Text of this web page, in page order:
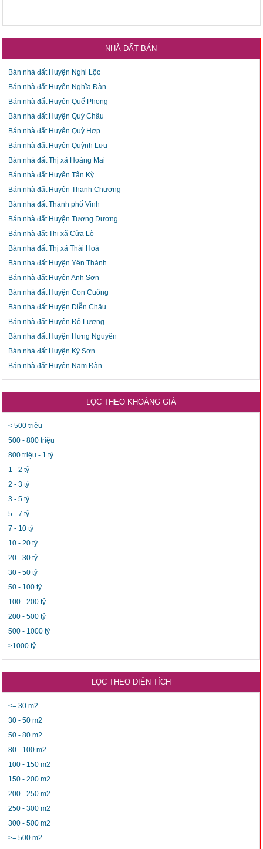
NHÀ ĐẤT BÁN
Bán nhà đất Huyện Nghi Lộc
Bán nhà đất Huyện Nghĩa Đàn
Bán nhà đất Huyện Quế Phong
Bán nhà đất Huyện Quỳ Châu
Bán nhà đất Huyện Quỳ Hợp
Bán nhà đất Huyện Quỳnh Lưu
Bán nhà đất Thị xã Hoàng Mai
Bán nhà đất Huyện Tân Kỳ
Bán nhà đất Huyện Thanh Chương
Bán nhà đất Thành phố Vinh
Bán nhà đất Huyện Tương Dương
Bán nhà đất Thị xã Cửa Lò
Bán nhà đất Thị xã Thái Hoà
Bán nhà đất Huyện Yên Thành
Bán nhà đất Huyện Anh Sơn
Bán nhà đất Huyện Con Cuông
Bán nhà đất Huyện Diễn Châu
Bán nhà đất Huyện Đô Lương
Bán nhà đất Huyện Hưng Nguyên
Bán nhà đất Huyện Kỳ Sơn
Bán nhà đất Huyện Nam Đàn
LỌC THEO KHOẢNG GIÁ
< 500 triệu
500 - 800 triệu
800 triệu - 1 tỷ
1 - 2 tỷ
2 - 3 tỷ
3 - 5 tỷ
5 - 7 tỷ
7 - 10 tỷ
10 - 20 tỷ
20 - 30 tỷ
30 - 50 tỷ
50 - 100 tỷ
100 - 200 tỷ
200 - 500 tỷ
500 - 1000 tỷ
>1000 tỷ
LỌC THEO DIỆN TÍCH
<= 30 m2
30 - 50 m2
50 - 80 m2
80 - 100 m2
100 - 150 m2
150 - 200 m2
200 - 250 m2
250 - 300 m2
300 - 500 m2
>= 500 m2